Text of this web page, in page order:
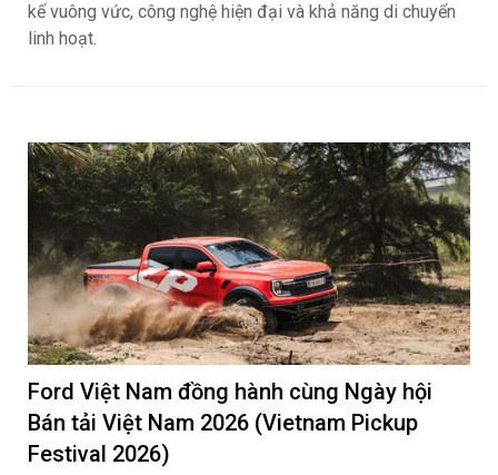
kế vuông vức, công nghệ hiện đại và khả năng di chuyển
linh hoạt.
Ford Việt Nam đồng hành cùng Ngày hội
Bán tải Việt Nam 2026 (Vietnam Pickup
Festival 2026)